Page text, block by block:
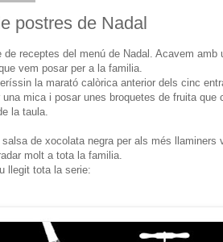
postres de Nadal
receptes del menú de Nadal. Acavem amb
vem posar per a la familia.
la marató calòrica anterior dels cinc
mica i posar unes broquetes de fruita que
la taula.
de xocolata negra per als més llaminers
molt a tota la familia.
llegit tota la serie: